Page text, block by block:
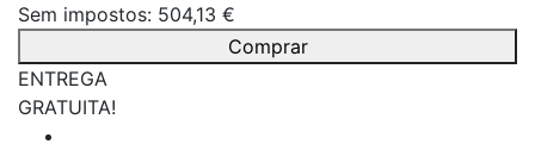
Sem impostos: 504,13 €
Comprar
ENTREGA
GRATUITA!